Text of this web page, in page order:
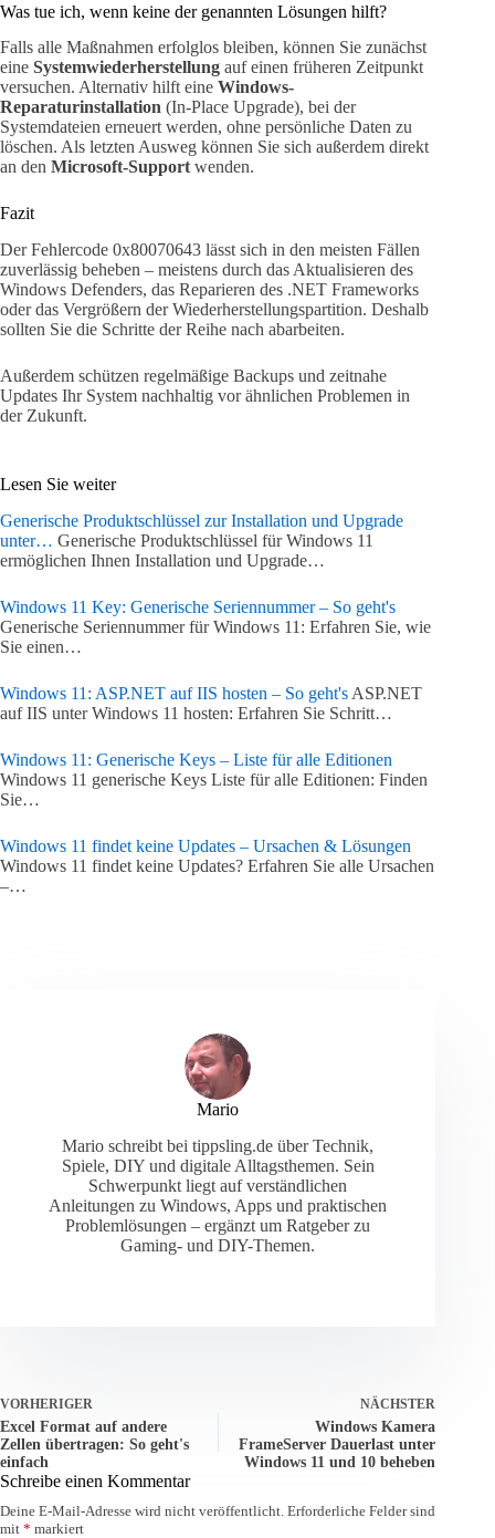
Was tue ich, wenn keine der genannten Lösungen hilft?
Falls alle Maßnahmen erfolglos bleiben, können Sie zunächst
eine Systemwiederherstellung auf einen früheren Zeitpunkt
versuchen. Alternativ hilft eine Windows-
Reparaturinstallation (In-Place Upgrade), bei der
Systemdateien erneuert werden, ohne persönliche Daten zu
löschen. Als letzten Ausweg können Sie sich außerdem direkt
an den Microsoft-Supportwenden.
Fazit
Der Fehlercode 0x80070643 lässt sich in den meisten Fällen
zuverlässig beheben – meistens durch das Aktualisieren des
Windows Defenders, das Reparieren des .NET Frameworks
oder das Vergrößern der Wiederherstellungspartition. Deshalb
sollten Sie die Schritte der Reihe nach abarbeiten.
Außerdem schützen regelmäßige Backups und zeitnahe
Updates Ihr System nachhaltig vor ähnlichen Problemen in
der Zukunft.
Lesen Sie weiter
Generische Produktschlüssel zur Installation und Upgrade
unter… Generische Produktschlüssel für Windows 11
ermöglichen Ihnen Installation und Upgrade…
Windows 11 Key: Generische Seriennummer – So geht's
Generische Seriennummer für Windows 11: Erfahren Sie, wie
Sie einen…
Windows 11: ASP.NET auf IIS hosten – So geht's ASP.NET
auf IIS unter Windows 11 hosten: Erfahren Sie Schritt…
Windows 11: Generische Keys – Liste für alle Editionen
Windows 11 generische Keys Liste für alle Editionen: Finden
Sie…
Windows 11 findet keine Updates – Ursachen & Lösungen
Windows 11 findet keine Updates? Erfahren Sie alle Ursachen
–…
Mario
Mario schreibt bei tippsling.de über Technik,
Spiele, DIY und digitale Alltagsthemen. Sein
Schwerpunkt liegt auf verständlichen
Anleitungen zu Windows, Apps und praktischen
Problemlösungen – ergänzt um Ratgeber zu
Gaming- und DIY-Themen.
VORHERIGER
Excel Format auf andere
Zellen übertragen: So geht's
einfach
NÄCHSTER
Windows Kamera
FrameServer Dauerlast unter
Windows 11 und 10 beheben
Schreibe einen Kommentar
Deine E-Mail-Adresse wird nicht veröffentlicht. Erforderliche Felder sind
mit * markiert